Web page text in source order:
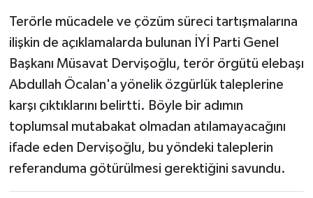
Terörle mücadele ve çözüm süreci tartışmalarına
ilişkin de açıklamalarda bulunan İYİ Parti Genel
Başkanı Müsavat Dervişoğlu, terör örgütü elebaşı
Abdullah Öcalan'a yönelik özgürlük taleplerine
karşı çıktıklarını belirtti. Böyle bir adımın
toplumsal mutabakat olmadan atılamayacağını
ifade eden Dervişoğlu, bu yöndeki taleplerin
referanduma götürülmesi gerektiğini savundu.